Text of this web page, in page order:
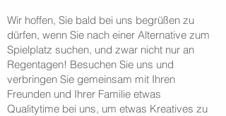
Wir hoffen, Sie bald bei uns begrüßen zu
dürfen, wenn Sie nach einer Alternative zum
Spielplatz suchen, und zwar nicht nur an
Regentagen! Besuchen Sie uns und
verbringen Sie gemeinsam mit Ihren
Freunden und Ihrer Familie etwas
Qualitytime bei uns, um etwas Kreatives zu